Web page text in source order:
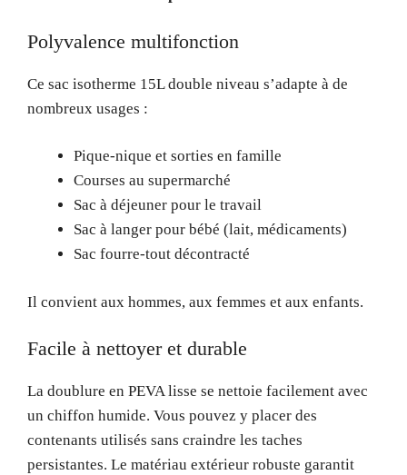
Polyvalence multifonction
Ce sac isotherme 15L double niveau s’adapte à de
nombreux usages :
Pique-nique et sorties en famille
Courses au supermarché
Sac à déjeuner pour le travail
Sac à langer pour bébé (lait, médicaments)
Sac fourre-tout décontracté
Il convient aux hommes, aux femmes et aux enfants.
Facile à nettoyer et durable
La doublure en PEVA lisse se nettoie facilement avec
un chiffon humide. Vous pouvez y placer des
contenants utilisés sans craindre les taches
persistantes. Le matériau extérieur robuste garantit